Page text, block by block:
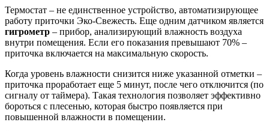
Термостат – не единственное устройство, автоматизирующее
работу приточки Эко-Свежесть. Еще одним датчиком является
гигрометр – прибор, анализирующий влажность воздуха
внутри помещения. Если его показания превышают 70% –
приточка включается на максимальную скорость.
Когда уровень влажности снизится ниже указанной отметки –
приточка проработает еще 5 минут, после чего отключится (по
сигналу от таймера). Такая технология позволяет эффективно
бороться с плесенью, которая быстро появляется при
повышенной влажности в помещении.